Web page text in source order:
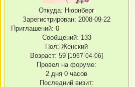
Откуда: Нюрнберг
Зарегистрирован: 2008-09-22
Приглашений: 0
Сообщений: 133
Пол: Женский
Возраст: 59 [1967-04-06]
Провел на форуме:
2 дня 0 часов
Последний визит: